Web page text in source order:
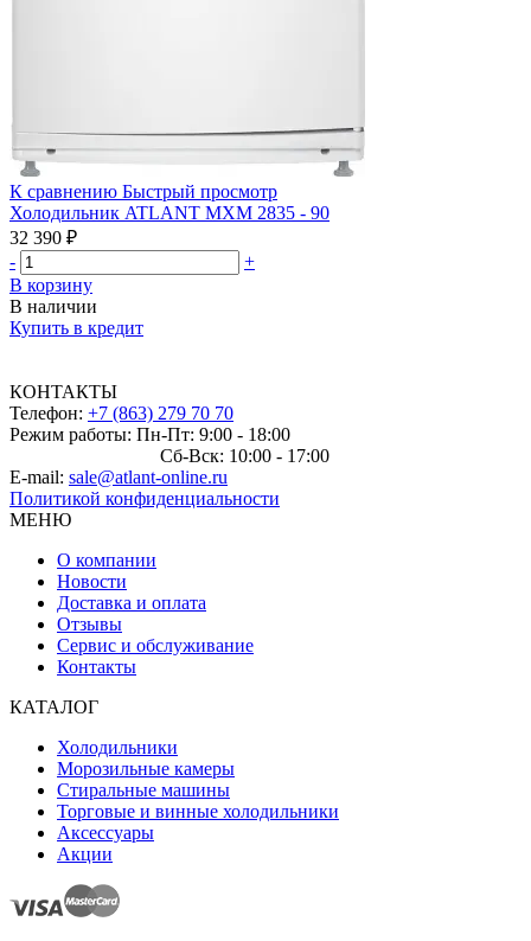
К сравнению Быстрый просмотр
Холодильник ATLANT МХМ 2835 - 90
32 390 ₽
-
+
В корзину
В наличии
Купить в кредит
КОНТАКТЫ
Телефон: +7 (863) 279 70 70
Режим работы: Пн-Пт: 9:00 - 18:00
Сб-Вск: 10:00 - 17:00
E-mail: sale@atlant-online.ru
Политикой конфиденциальности
МЕНЮ
О компании
Новости
Доставка и оплата
Отзывы
Сервис и обслуживание
Контакты
КАТАЛОГ
Холодильники
Морозильные камеры
Стиральные машины
Торговые и винные холодильники
Аксессуары
Акции